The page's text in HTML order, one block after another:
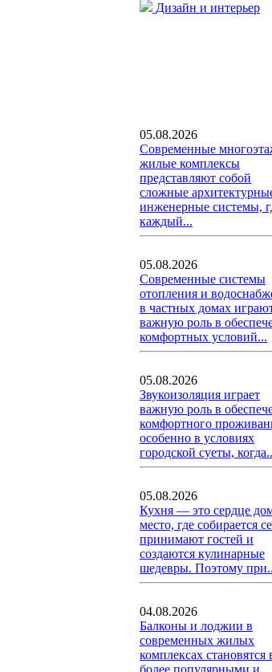
Дизайн и интерьер
05.08.2026
Современные
жилые комплексы
представляют собой
сложные
инженерные системы,
каждый...
05.08.2026
Современные системы
отопления и
в частных домах
важную роль в
комфортных условий...
05.08.2026
Звукоизоляция играет
важную роль в
комфортного
особенно в условиях
городской суеты,
05.08.2026
Кухня — это сердце
место, где собирается
принимают гостей и
создаются кулинарные
шедевры. Поэтому
04.08.2026
Балконы и лоджии в
современных жилых
комплексах становятся
более популярными и